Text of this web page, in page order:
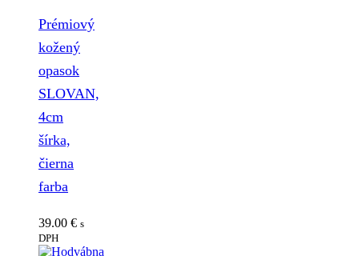
Prémiový
kožený
opasok
SLOVAN,
4cm
šírka,
čierna
farba
39.00 € s
DPH